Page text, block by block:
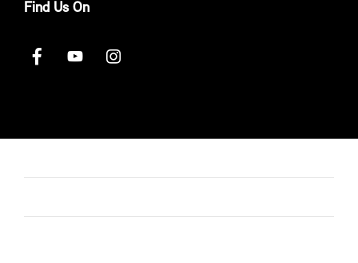
Find Us On